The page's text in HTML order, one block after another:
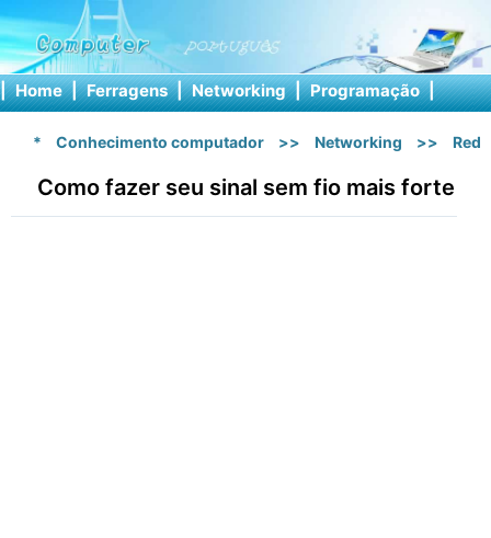
| Home | Ferragens | Networking | Programação |
* Conhecimento computador >> Networking >>
Como fazer seu sinal sem fio mais forte